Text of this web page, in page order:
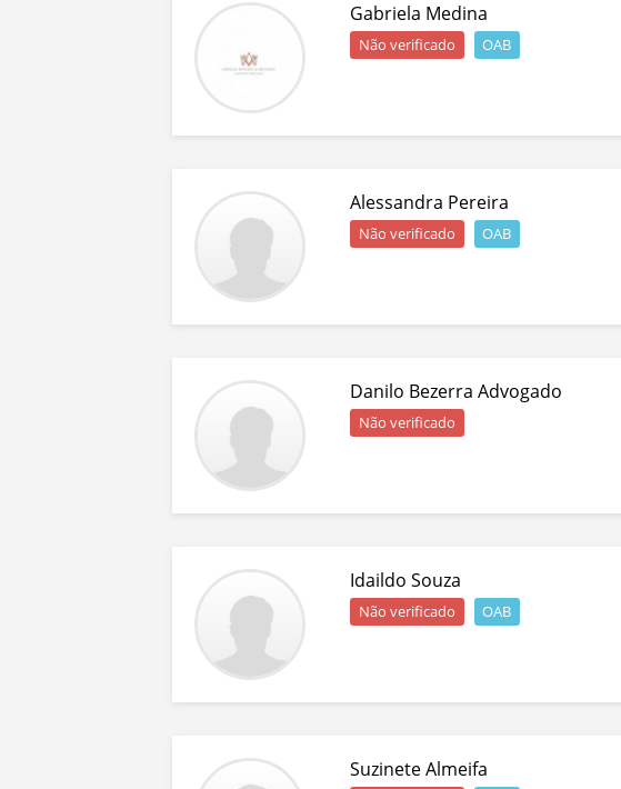
Gabriela Medina
Não verificado OAB
Alessandra Pereira
Não verificado OAB
Danilo Bezerra Advogado
Não verificado
Idaildo Souza
Não verificado OAB
Suzinete Almeifa